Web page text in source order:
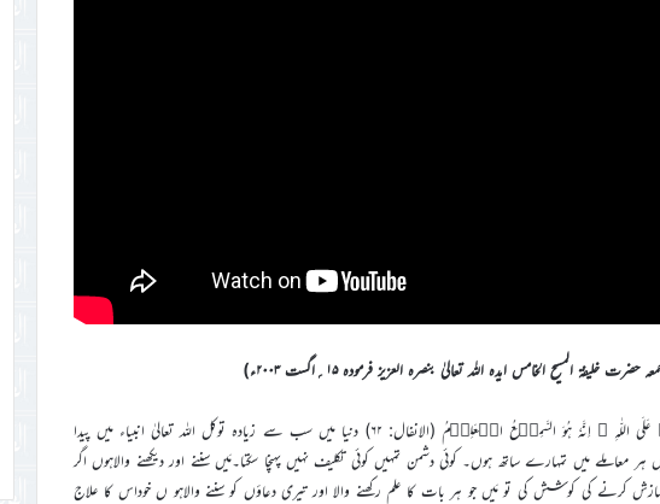
خلیفۃ المسیح الخامس ایدہ اللہ تعالیٰ بنصرہ العزیز فرمودہ ۱۵؍اگست ۲۰۰۳ء)
وَ اِنۡ جَنَحُوۡا لِلسَّلۡمِ فَاجۡنَحۡ لَہَا وَ تَوَکَّلۡ عَلَی اللّٰہِ ؕ اِنَّہٗ ہُوَ السَّمِیۡعُ الۡعَلِیۡمُ (الانفال: ۶۲) دنیا میں سب سے زیادہ توکل اللہ تعالیٰ انبیاء میں پیدا
معاملے میں تمہارے ساتھ ہوں۔ کوئی دشمن تمہیں کوئی تکلیف نہیں پہنچا سکتا۔مَیں سننے اور دیکھنے والاہوں اگر
کرنے کی کوشش کی تو مَیں جو ہر بات کا علم رکھنے والا اور تیری دعاؤں کو سننے والاہو ں خوداس کا علاج